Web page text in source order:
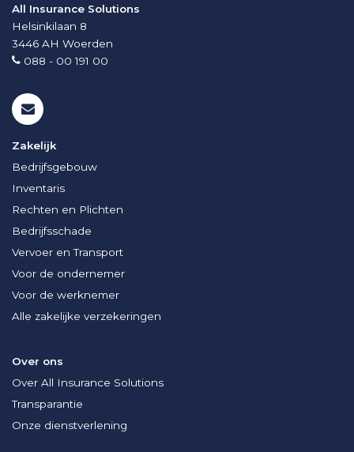
All Insurance Solutions
Helsinkilaan 8
3446 AH Woerden
088 - 00 191 00
Zakelijk
Bedrijfsgebouw
Inventaris
Rechten en Plichten
Bedrijfsschade
Vervoer en Transport
Voor de ondernemer
Voor de werknemer
Alle zakelijke verzekeringen
Over ons
Over All Insurance Solutions
Transparantie
Onze dienstverlening